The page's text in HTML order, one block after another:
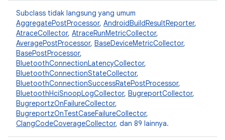
Subclass tidak langsung yang umum
AggregatePostProcessor, AndroidBuildResultReporter,
AtraceCollector, AtraceRunMetricCollector,
AveragePostProcessor, BaseDeviceMetricCollector,
BasePostProcessor,
BluetoothConnectionLatencyCollector,
BluetoothConnectionStateCollector,
BluetoothConnectionSuccessRatePostProcessor,
BluetoothHciSnoopLogCollector, BugreportCollector,
BugreportzOnFailureCollector,
BugreportzOnTestCaseFailureCollector,
ClangCodeCoverageCollector, dan 89 lainnya.